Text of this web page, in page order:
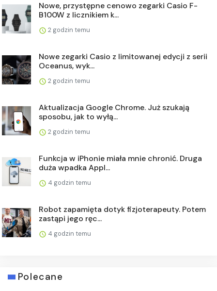
Nowe, przystępne cenowo zegarki Casio F-
B100W z licznikiem k...
2 godzin temu
Nowe zegarki Casio z limitowanej edycji z serii
Oceanus, wyk...
2 godzin temu
Aktualizacja Google Chrome. Już szukają
sposobu, jak to wyłą...
2 godzin temu
Funkcja w iPhonie miała mnie chronić. Druga
duża wpadka Appl...
4 godzin temu
Robot zapamięta dotyk fizjoterapeuty. Potem
zastąpi jego ręc...
4 godzin temu
Polecane